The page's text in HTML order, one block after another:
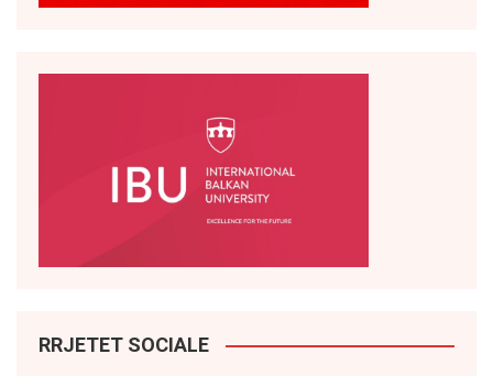
RRJETET SOCIALE